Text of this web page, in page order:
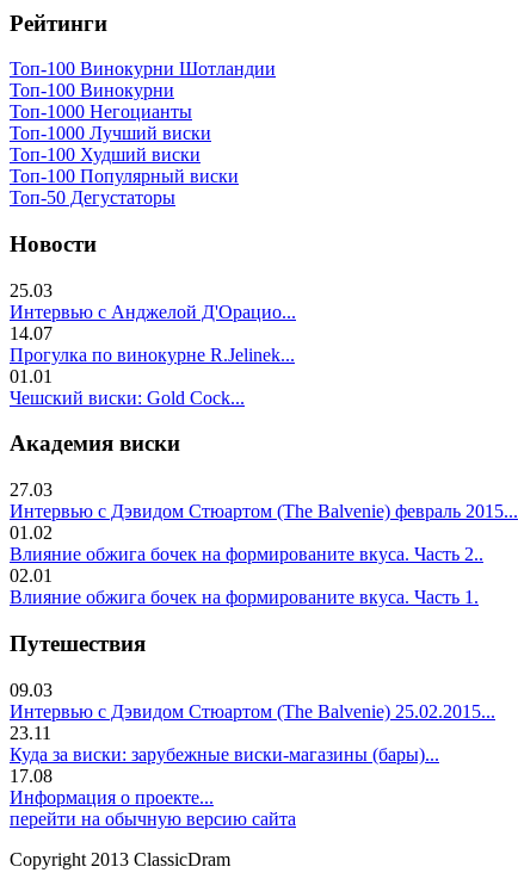
Рейтинги
Топ-100 Винокурни Шотландии
Топ-100 Винокурни
Топ-1000 Негоцианты
Топ-1000 Лучший виски
Топ-100 Худший виски
Топ-100 Популярный виски
Топ-50 Дегустаторы
Новости
25.03
Интервью с Анджелой Д'Орацио...
14.07
Прогулка по винокурне R.Jelinek...
01.01
Чешский виски: Gold Cock...
Академия виски
27.03
Интервью с Дэвидом Стюартом (The Balvenie) февраль 2015...
01.02
Влияние обжига бочек на формированите вкуса. Часть 2..
02.01
Влияние обжига бочек на формированите вкуса. Часть 1.
Путешествия
09.03
Интервью с Дэвидом Стюартом (The Balvenie) 25.02.2015...
23.11
Куда за виски: зарубежные виски-магазины (бары)...
17.08
Информация о проекте...
перейти на обычную версию сайта
Copyright 2013 ClassicDram